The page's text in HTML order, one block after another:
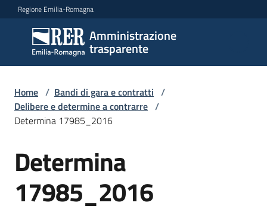
Vai al contenuto
Vai alla navigazione
Vai al footer
Regione Emilia-Romagna
Amministrazione
trasparente
Amministrazione
trasparente
Sottosezioni
Accesso
Home / Bandi di gara e contratti /
Delibere e determine a contrarre /
Determina 17985_2016
Determina
17985_2016